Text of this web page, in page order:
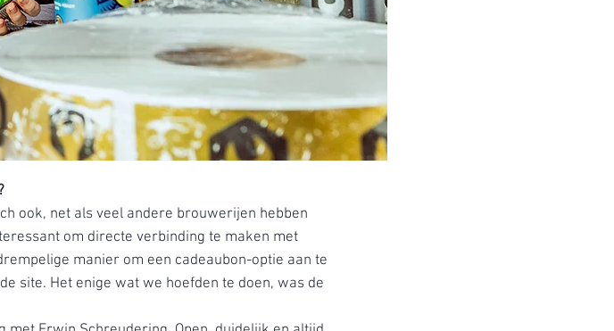
ook, net als veel andere brouwerijen hebben
om directe verbinding te maken met
manier om een cadeaubon-optie aan te
site. Het enige wat we hoefden te doen, was de